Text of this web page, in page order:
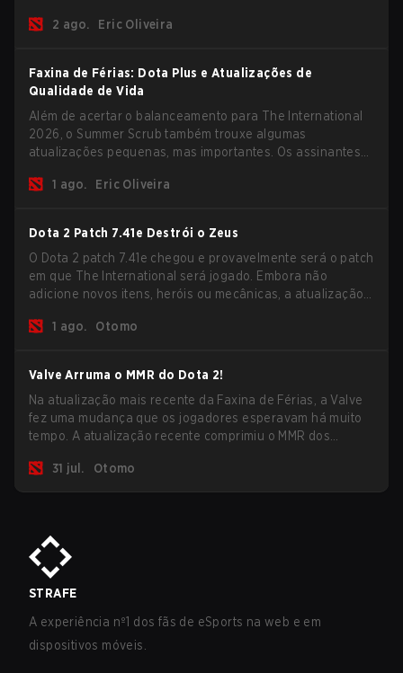
recompensas deste ano.
2 ago. Eric Oliveira
Faxina de Férias: Dota Plus e Atualizações de
Qualidade de Vida
Além de acertar o balanceamento para The International
2026, o Summer Scrub também trouxe algumas
atualizações pequenas, mas importantes. Os assinantes
jogo e agora todos os jogadores podem vincular teclas de
1 ago. Eric Oliveira
Dota 2 Patch 7.41e Destrói o Zeus
O Dota 2 patch 7.41e chegou e provavelmente será o patch
em que The International será jogado. Embora não
adicione novos itens, heróis ou mecânicas, a atualização
maiores problemas do jogo.
1 ago. Otomo
Valve Arruma o MMR do Dota 2!
Na atualização mais recente da Faxina de Férias, a Valve
fez uma mudança que os jogadores esperavam há muito
tempo. A atualização recente comprimiu o MMR dos
31 jul.
Otomo
STRAFE
A experiência nº1 dos fãs de eSports na web e em
dispositivos móveis.